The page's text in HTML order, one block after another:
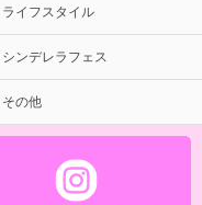
ライフスタイル
シンデレラフェス
その他